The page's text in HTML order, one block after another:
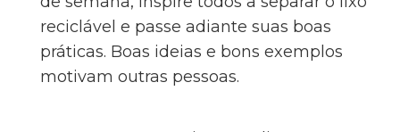
reciclável e passe adiante suas boas
práticas. Boas ideias e bons exemplos
motivam outras pessoas.